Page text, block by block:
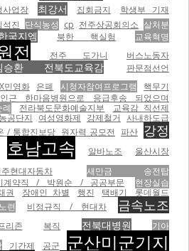
사업장 최강서 집회금지 학생부 기재
석진 단식농성 cp 전주상공회의소 살처분
국지엠 북한 핵실험
교육혁명
전 전주 도가니
버스노동자
승환 전북도교육감 판문점선언
민영화 은폐 시청자참여프로그램
핵무기
근 한마음병원으로 응급후송 되었으며
전라북도문화예술지부
교육감 직선제
공단지 여성영화제 강제철거
사내하도급
/ 통합진보당 원자력 공모전 파산 강정
호남고속 알바노조 울산시장
주현대자동차
새만금 송전탑
약직 / 박원순 / 공공부문
현장실습
권 장애인 차별 행진 택배기
롯데월드
련 비정규직 / 현대차 금속노조
리존 복직 전북대병원 기아
기간제 공군 군산미군기지